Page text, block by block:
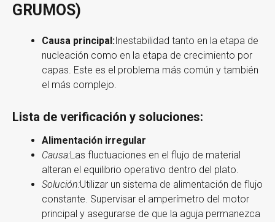
GRUMOS)
Causa principal:Inestabilidad tanto en la etapa de
nucleación como en la etapa de crecimiento por
capas. Este es el problema más común y también
el más complejo.
Lista de verificación y soluciones:
Alimentación irregular
Causa:Las fluctuaciones en el flujo de material
alteran el equilibrio operativo dentro del plato.
Solución:Utilizar un sistema de alimentación de flujo
constante. Supervisar el amperímetro del motor
principal y asegurarse de que la aguja permanezca